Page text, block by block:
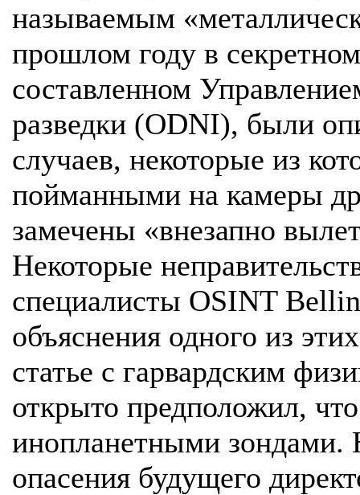
называемым
прошлом году в
составленном
разведки (ODNI), были
случаев, некоторые из
пойманными на камеры
замечены «внезапно
Некоторые
специалисты OSINT
объяснения одного из
статье с гарвардским
открыто предположил,
инопланетными зондами.
опасения будущего